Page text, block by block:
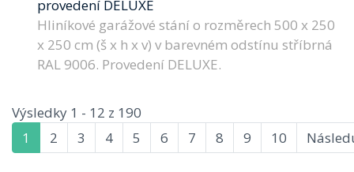
provedení DELUXE
Hliníkové garážové stání o rozměrech 500 x 250
x 250 cm (š x h x v) v barevném odstínu stříbrná
RAL 9006. Provedení DELUXE.
Výsledky 1 - 12 z 190
1
2 3 4 5 6 7 8 9 10